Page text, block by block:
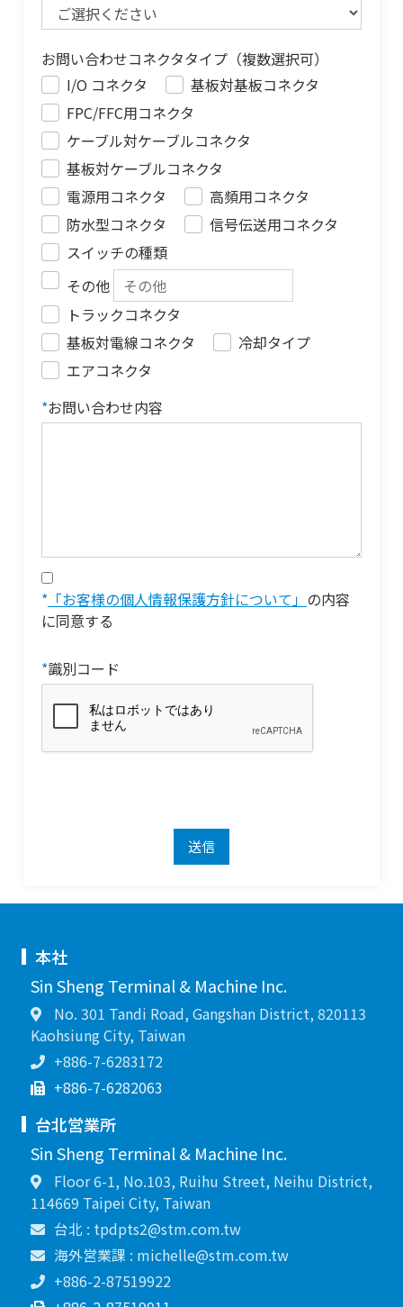
お問い合わせコネクタタイプ（複数選択可）
I/O コネクタ
基板対基板コネクタ
FPC/FFC用コネクタ
ケーブル対ケーブルコネクタ
基板対ケーブルコネクタ
電源用コネクタ
高頻用コネクタ
防水型コネクタ
信号伝送用コネクタ
スイッチの種類
その他
トラックコネクタ
基板対電線コネクタ
冷却タイプ
エアコネクタ
*お問い合わせ内容
* 「お客様の個人情報保護方針について」 の内容
に同意する
*識別コード
送信
本社
Sin Sheng Terminal & Machine Inc.
No. 301 Tandi Road, Gangshan District, 820113
Kaohsiung City, Taiwan
+886-7-6283172
+886-7-6282063
台北営業所
Sin Sheng Terminal & Machine Inc.
Floor 6-1, No.103, Ruihu Street, Neihu District,
114669 Taipei City, Taiwan
台北 : tpdpts2@stm.com.tw
海外営業課 : michelle@stm.com.tw
+886-2-87519922